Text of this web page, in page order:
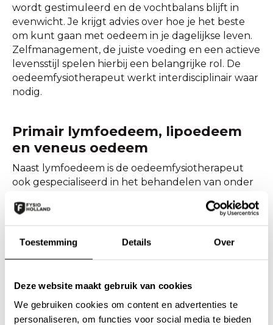
Toestemming Details Over
Deze website maakt gebruik van cookies
We gebruiken cookies om content en advertenties te
personaliseren, om functies voor social media te bieden
wordt gestimuleerd en de vochtbalans blijft in
evenwicht. Je krijgt advies over hoe je het beste
om kunt gaan met oedeem in je dagelijkse leven.
Zelfmanagement, de juiste voeding en een actieve
levensstijl spelen hierbij een belangrijke rol. De
oedeemfysiotherapeut werkt interdisciplinair waar
nodig.
Primair lymfoedeem, lipoedeem
en veneus oedeem
Naast lymfoedeem is de oedeemfysiotherapeut
ook gespecialiseerd in het behandelen van onder
(aangeboren)lymfoedeem, lipoedeem en veneus
behandeling op maat gemaakt die kan bestaan uit
kousen, mobiliserende weefseltechnieken,
oefentherapie en het bevorderen van
zelfmanagement.